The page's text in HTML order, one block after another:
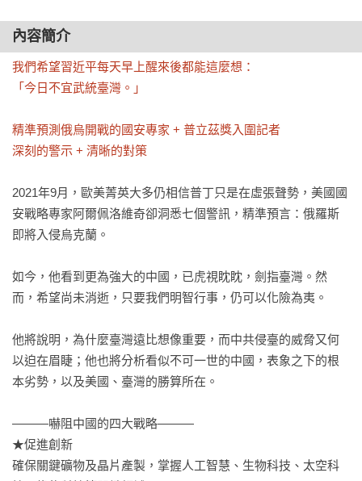
內容簡介
我們希望習近平每天早上醒來後都能這麼想：
「今日不宜武統臺灣。」
精準預測俄烏開戰的國安專家 + 普立茲獎入圍記者
深刻的警示 + 清晰的對策
2021年9月，歐美菁英大多仍相信普丁只是在虛張聲勢，美國國
安戰略專家阿爾佩洛維奇卻洞悉七個警訊，精準預言：俄羅斯
即將入侵烏克蘭。
如今，他看到更為強大的中國，已虎視眈眈，劍指臺灣。然
而，希望尚未消逝，只要我們明智行事，仍可以化險為夷。
他將說明，為什麼臺灣遠比想像重要，而中共侵臺的威脅又何
以迫在眉睫；他也將分析看似不可一世的中國，表象之下的根
本劣勢，以及美國、臺灣的勝算所在。
―――嚇阻中國的四大戰略―――
★促進創新
確保關鍵礦物及晶片產製，掌握人工智慧、生物科技、太空科